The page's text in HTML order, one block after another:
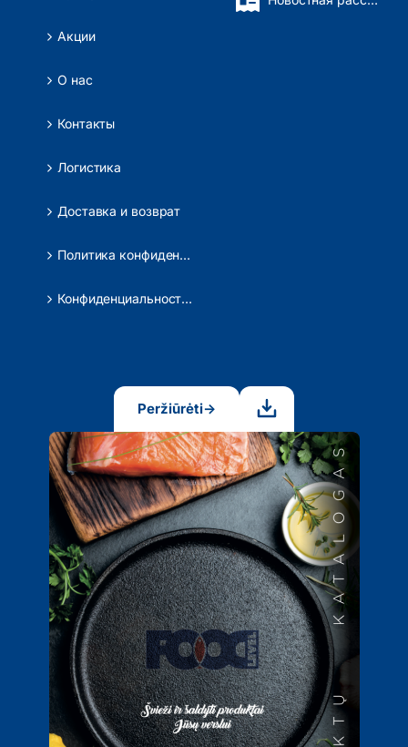
Акции
О нас
Контакты
Логистика
Доставка и возврат
Политика конфиденциальности
Конфиденциальность данных
Peržiūrėti→